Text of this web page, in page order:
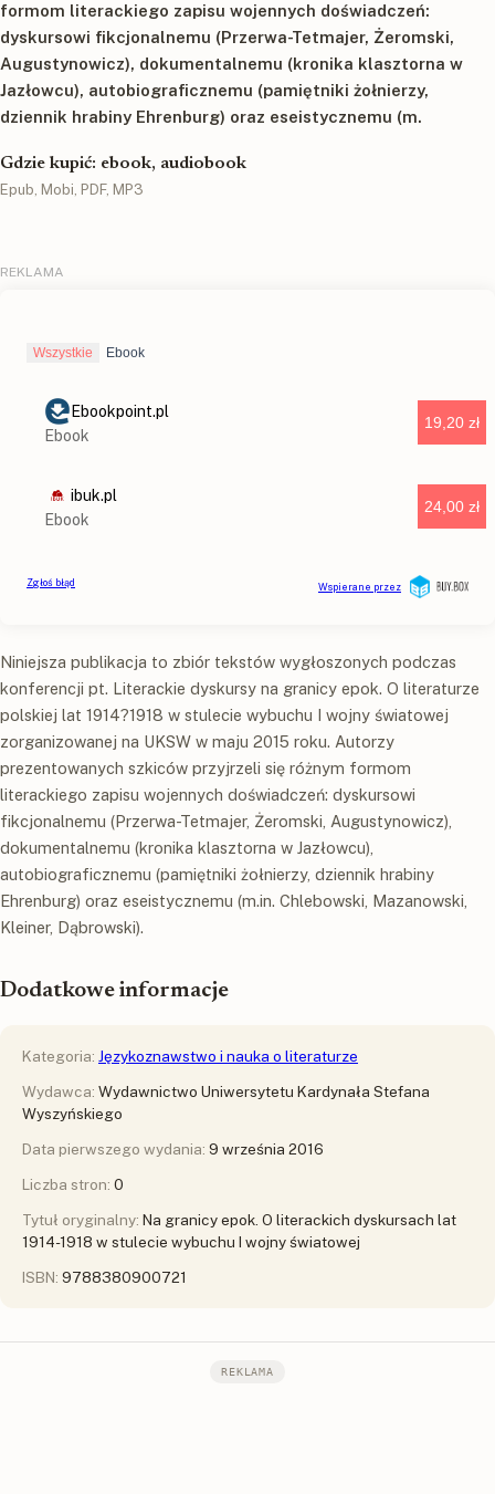
formom literackiego zapisu wojennych doświadczeń:
dyskursowi fikcjonalnemu (Przerwa-Tetmajer, Żeromski,
Augustynowicz), dokumentalnemu (kronika klasztorna w
Jazłowcu), autobiograficznemu (pamiętniki żołnierzy,
dziennik hrabiny Ehrenburg) oraz eseistycznemu (m.
Gdzie kupić: ebook, audiobook
Epub, Mobi, PDF, MP3
Niniejsza publikacja to zbiór tekstów wygłoszonych podczas
konferencji pt. Literackie dyskursy na granicy epok. O literaturze
polskiej lat 1914?1918 w stulecie wybuchu I wojny światowej
zorganizowanej na UKSW w maju 2015 roku. Autorzy
prezentowanych szkiców przyjrzeli się różnym formom
literackiego zapisu wojennych doświadczeń: dyskursowi
fikcjonalnemu (Przerwa-Tetmajer, Żeromski, Augustynowicz),
dokumentalnemu (kronika klasztorna w Jazłowcu),
autobiograficznemu (pamiętniki żołnierzy, dziennik hrabiny
Ehrenburg) oraz eseistycznemu (m.in. Chlebowski, Mazanowski,
Kleiner, Dąbrowski).
Dodatkowe informacje
Kategoria: Językoznawstwo i nauka o literaturze
Wydawca: Wydawnictwo Uniwersytetu Kardynała Stefana
Wyszyńskiego
Data pierwszego wydania: 9 września 2016
Liczba stron: 0
Tytuł oryginalny: Na granicy epok. O literackich dyskursach lat
1914-1918 w stulecie wybuchu I wojny światowej
ISBN: 9788380900721
REKLAMA